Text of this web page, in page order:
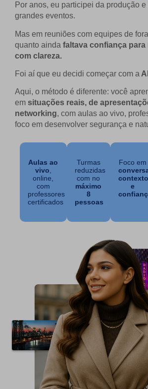
Por anos, eu participei da produção
grandes eventos.
Mas em reuniões com equipes de
quanto ainda faltava confiança para
com clareza.
Foi aí que eu decidi começar com a
Aqui, o método é diferente: você
em situações reais, de
networking, com aulas ao vivo,
foco em desenvolver segurança e
Aulas ao
vivo
online,
com
professores
certificados
Turmas
reduzidas
com no
máximo
8
pessoas
Foco em
contexto
e